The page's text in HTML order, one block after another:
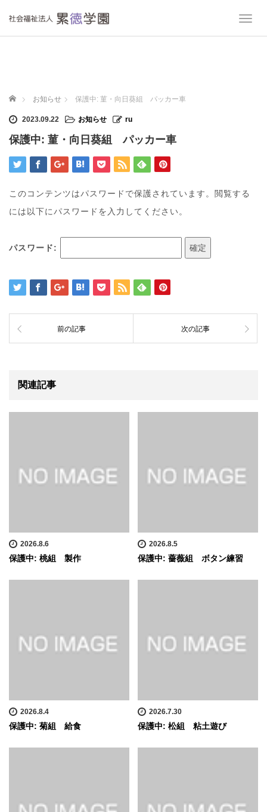
T
n
ホーム お知らせ 保護中: 菫・向日葵組 パッカー車
2023.09.22 お知らせ ru
保護中: 菫・向日葵組 パッカー車
このコンテンツはパスワードで保護されています。閲覧する
には以下にパスワードを入力してください。
パスワード:
前の記事 次の記事
関連記事
2026.8.6
保護中: 桃組 製作
2026.8.5
保護中: 薔薇組 ボタン練習
2026.8.4
保護中: 菊組 給食
2026.7.30
保護中: 松組 粘土遊び